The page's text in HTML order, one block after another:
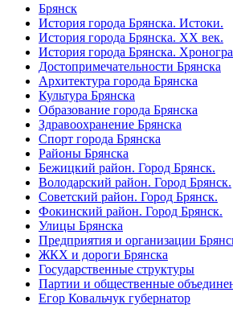
Брянск
История города Брянска. Истоки.
История города Брянска. XX век.
История города Брянска.
Достопримечательности Брянска
Архитектура города Брянска
Культура Брянска
Образование города Брянска
Здравоохранение Брянска
Спорт города Брянска
Районы Брянска
Бежицкий район. Город Брянск.
Володарский район. Город Брянск.
Советский район. Город Брянск.
Фокинский район. Город Брянск.
Улицы Брянска
Предприятия и организации
ЖКХ и дороги Брянска
Государственные структуры
Партии и общественные
Егор Ковальчук губернатор